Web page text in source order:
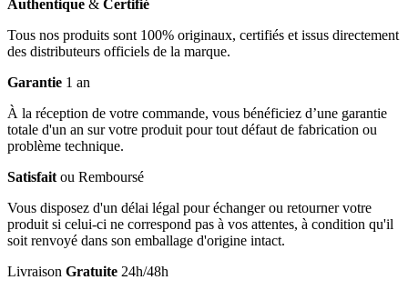
Authentique & Certifié
Tous nos produits sont 100% originaux, certifiés et issus directement
des distributeurs officiels de la marque.
Garantie 1 an
À la réception de votre commande, vous bénéficiez d’une garantie
totale d'un an sur votre produit pour tout défaut de fabrication ou
problème technique.
Satisfait ou Remboursé
Vous disposez d'un délai légal pour échanger ou retourner votre
produit si celui-ci ne correspond pas à vos attentes, à condition qu'il
soit renvoyé dans son emballage d'origine intact.
Livraison Gratuite 24h/48h